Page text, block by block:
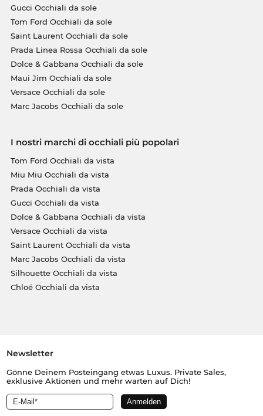
Gucci Occhiali da sole
Tom Ford Occhiali da sole
Saint Laurent Occhiali da sole
Prada Linea Rossa Occhiali da sole
Dolce & Gabbana Occhiali da sole
Maui Jim Occhiali da sole
Versace Occhiali da sole
Marc Jacobs Occhiali da sole
I nostri marchi di occhiali più popolari
Tom Ford Occhiali da vista
Miu Miu Occhiali da vista
Prada Occhiali da vista
Gucci Occhiali da vista
Dolce & Gabbana Occhiali da vista
Versace Occhiali da vista
Saint Laurent Occhiali da vista
Marc Jacobs Occhiali da vista
Silhouette Occhiali da vista
Chloé Occhiali da vista
Newsletter
Gönne Deinem Posteingang etwas Luxus. Private Sales,
exklusive Aktionen und mehr warten auf Dich!